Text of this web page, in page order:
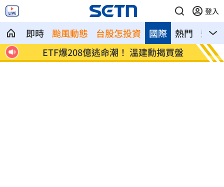
登入
即時 颱風動態 台股怎投資 熱門 影音
國際
ETF爆208億逃命潮！ 溫建勳揭買盤
記憶
牛！